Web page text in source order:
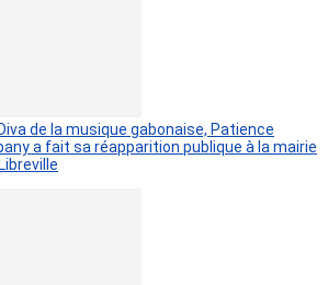
de la musique gabonaise, Patience
a fait sa réapparition publique à la mairie